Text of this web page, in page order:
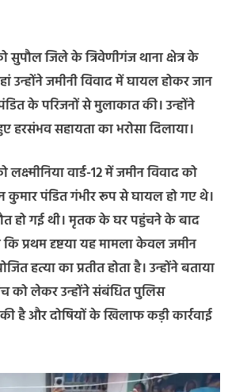
सुपौल जिले के त्रिवेणीगंज थाना क्षेत्र के
उन्होंने जमीनी विवाद में घायल होकर जान
के परिजनों से मुलाकात की। उन्होंने
हरसंभव सहायता का भरोसा दिलाया।
वार्ड-12 में जमीन विवाद को
कुमार पंडित गंभीर रूप से घायल हो गए थे।
हो गई थी। मृतक के घर पहुंचने के बाद
प्रथम दृष्टया यह मामला केवल जमीन
हत्या का प्रतीत होता है। उन्होंने बताया
को लेकर उन्होंने संबंधित पुलिस
है और दोषियों के खिलाफ कड़ी कार्रवाई